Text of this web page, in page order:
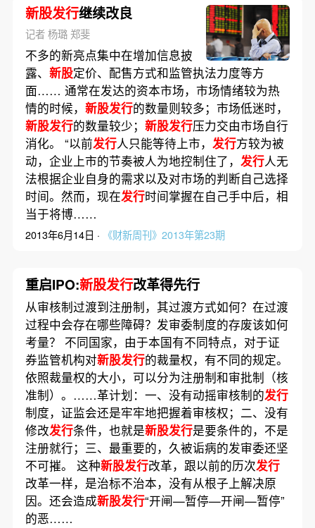
新股发行继续改良
记者 杨璐 郑斐
不多的新亮点集中在增加信息披
露、 新股定价、配售方式和监管执法力度等方
面…… 通常在发达的资本市场，市场情绪较为热
情的时候， 新股发行的数量则较多；市场低迷时，
新股发行的数量较少； 新股发行压力交由市场自行
消化。 “以前发行人只能等待上市， 发行方较为被
动，企业上市的节奏被人为地控制住了， 发行人无
法根据企业自身的需求以及对市场的判断自己选择
时间。然而，现在发行时间掌握在自己手中后，相
当于将博……
2013年6月14日 · 《财新周刊》2013年第23期
重启IPO:新股发行改革得先行
从审核制过渡到注册制，其过渡方式如何？在过渡
过程中会存在哪些障碍？发审委制度的存废该如何
考量？ 不同国家，由于本国有不同特点，对于证
券监管机构对新股发行的裁量权，有不同的规定。
依照裁量权的大小，可以分为注册制和审批制（核
准制）。……革计划：一、没有动摇审核制的发行
制度，证监会还是牢牢地把握着审核权；二、没有
修改发行条件，也就是新股发行是要条件的，不是
注册就行；三、最重要的，久被诟病的发审委还坚
不可摧。 这种新股发行改革，跟以前的历次发行
改革一样，是治标不治本，没有从根子上解决原
因。还会造成新股发行“开闸—暂停—开闸—暂停”
的恶……